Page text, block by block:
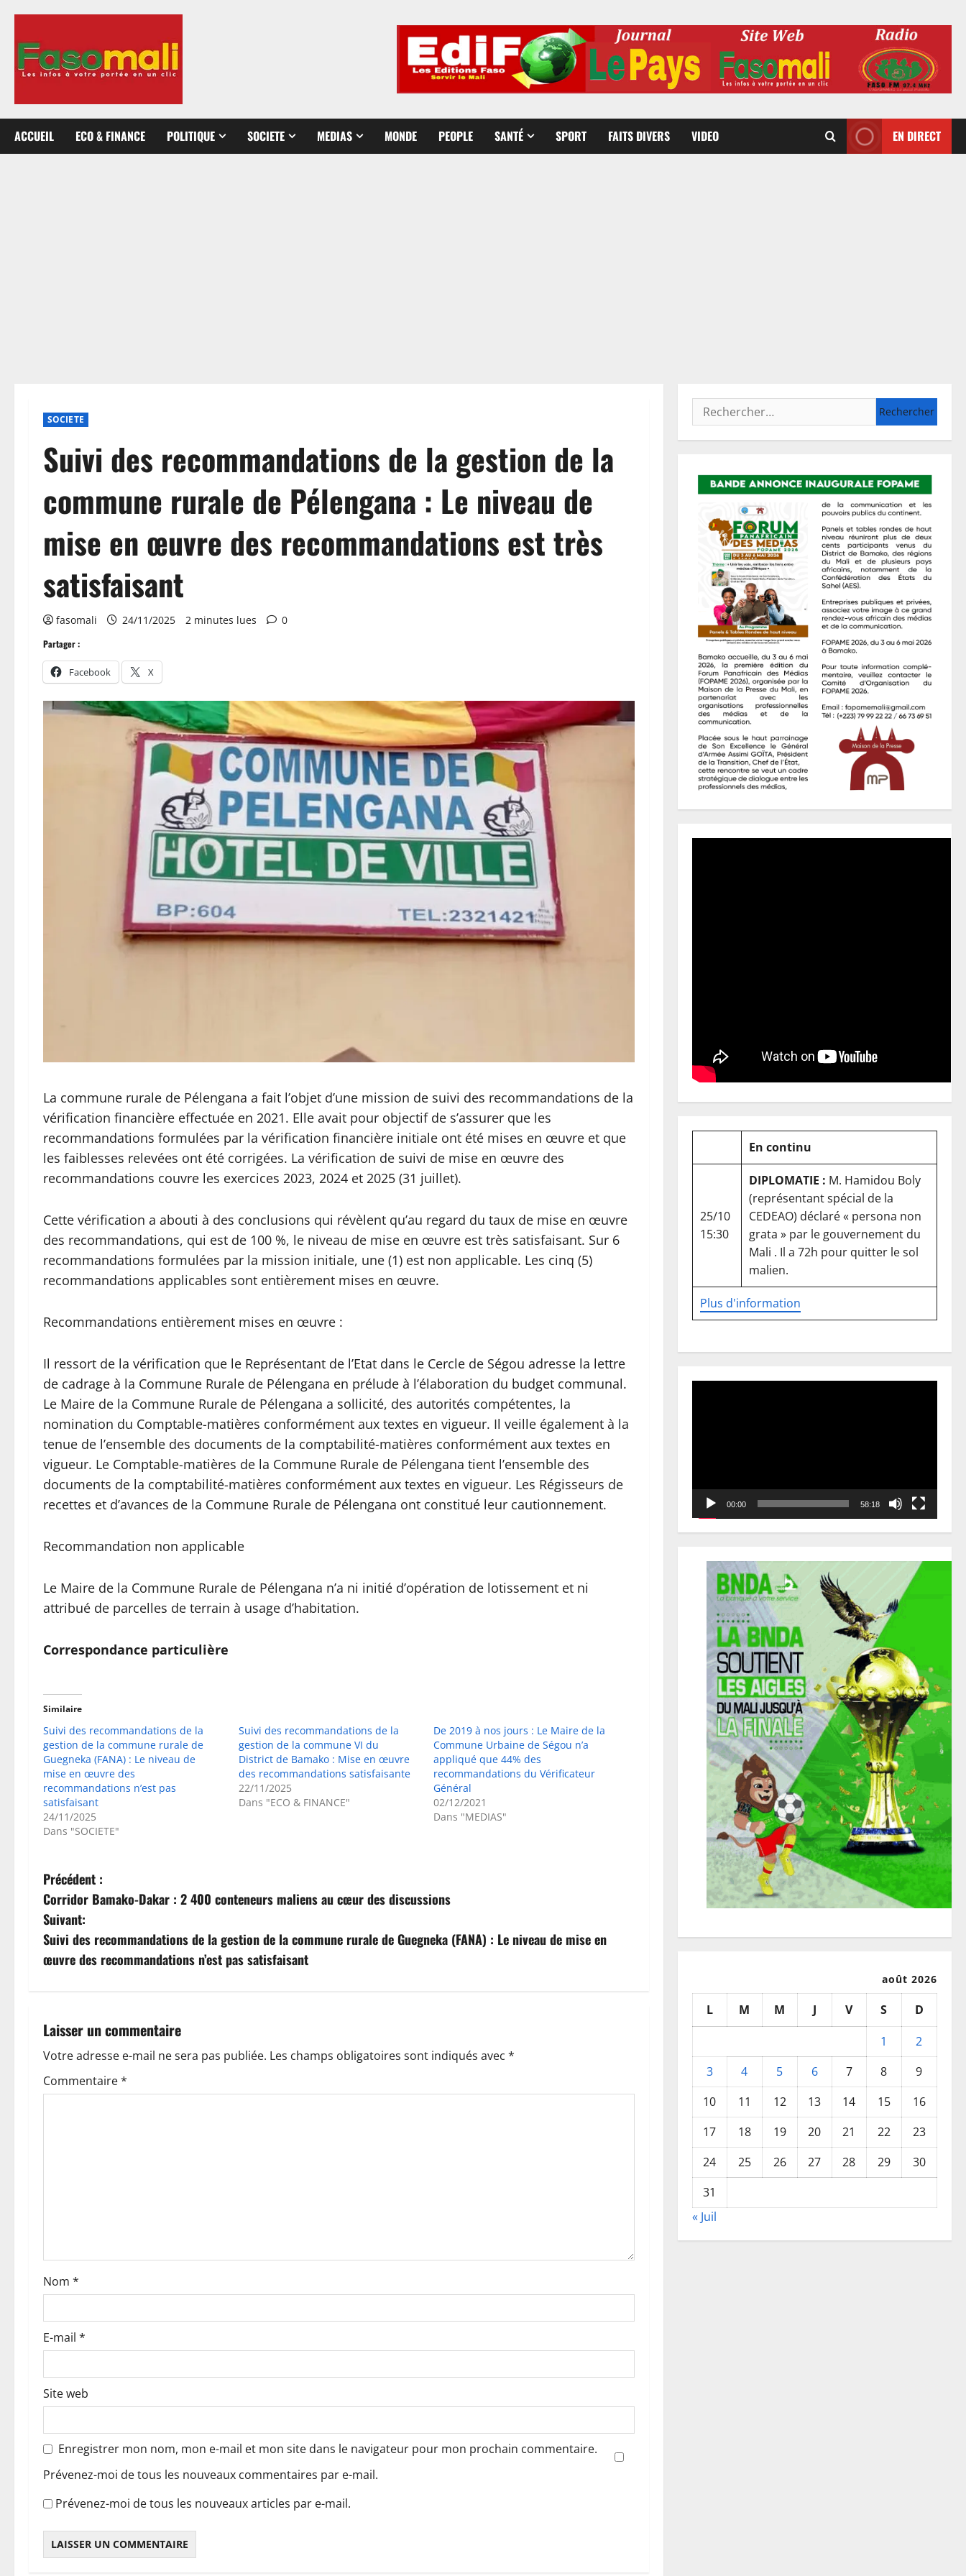
contenu
ACCUEIL ECO & FINANCE POLITIQUE SOCIETE MEDIAS MONDE PEOPLE SANTÉ SPORT FAITS DIVERS VIDEO EN DIRECT
SOCIETE
Suivi des recommandations de la gestion de la
commune rurale de Pélengana : Le niveau de
mise en œuvre des recommandations est très
satisfaisant
fasomali 24/11/2025 2 minutes lues 0
Partager :
Facebook X
La commune rurale de Pélengana a fait l’objet d’une mission de suivi des recommandations de la
vérification financière effectuée en 2021. Elle avait pour objectif de s’assurer que les
recommandations formulées par la vérification financière initiale ont été mises en œuvre et que
les faiblesses relevées ont été corrigées. La vérification de suivi de mise en œuvre des
recommandations couvre les exercices 2023, 2024 et 2025 (31 juillet).
Cette vérification a abouti à des conclusions qui révèlent qu’au regard du taux de mise en œuvre
des recommandations, qui est de 100 %, le niveau de mise en œuvre est très satisfaisant. Sur 6
recommandations formulées par la mission initiale, une (1) est non applicable. Les cinq (5)
recommandations applicables sont entièrement mises en œuvre.
Recommandations entièrement mises en œuvre :
Il ressort de la vérification que le Représentant de l’Etat dans le Cercle de Ségou adresse la lettre
de cadrage à la Commune Rurale de Pélengana en prélude à l’élaboration du budget communal.
Le Maire de la Commune Rurale de Pélengana a sollicité, des autorités compétentes, la
nomination du Comptable-matières conformément aux textes en vigueur. Il veille également à la
tenue de l’ensemble des documents de la comptabilité-matières conformément aux textes en
vigueur. Le Comptable-matières de la Commune Rurale de Pélengana tient l’ensemble des
documents de la comptabilité-matières conformément aux textes en vigueur. Les Régisseurs de
recettes et d’avances de la Commune Rurale de Pélengana ont constitué leur cautionnement.
Recommandation non applicable
Le Maire de la Commune Rurale de Pélengana n’a ni initié d’opération de lotissement et ni
attribué de parcelles de terrain à usage d’habitation.
Correspondance particulière
Similaire
Suivi des recommandations de la
gestion de la commune rurale de
Guegneka (FANA) : Le niveau de
mise en œuvre des
recommandations n’est pas
satisfaisant
24/11/2025
Dans "SOCIETE"
Suivi des recommandations de la
gestion de la commune VI du
District de Bamako : Mise en œuvre
des recommandations satisfaisante
22/11/2025
Dans "ECO & FINANCE"
De 2019 à nos jours : Le Maire de la
Commune Urbaine de Ségou n’a
appliqué que 44% des
recommandations du Vérificateur
Général
02/12/2021
Dans "MEDIAS"
N
a
v
i
a
t
i
r
t
i
l
e
Précédent :
Corridor Bamako-Dakar : 2 400 conteneurs maliens au cœur des discussions
Suivant:
Suivi des recommandations de la gestion de la commune rurale de Guegneka (FANA) : Le niveau de mise en
œuvre des recommandations n’est pas satisfaisant
Laisser un commentaire
Votre adresse e-mail ne sera pas publiée. Les champs obligatoires sont indiqués avec *
Commentaire*
Nom *
E-mail *
Site web
Enregistrer mon nom, mon e-mail et mon site dans le navigateur pour mon prochain commentaire.
Prévenez-moi de tous les nouveaux commentaires par e-mail.
Prévenez-moi de tous les nouveaux articles par e-mail.
Rechercher :
En continu
Plus d'information
25/10
15:30
DIPLOMATIE : M. Hamidou Boly
(représentant spécial de la
CEDEAO) déclaré « persona non
grata » par le gouvernement du
Mali . Il a 72h pour quitter le sol
malien.
00:00 58:18
août 2026
L M M J V S
D
1
2
3
4 5 6 7 8
9
10
11 12 13 14 15
16
17
18 19 20 21 22
23
24
25 26 27 28 29
30
31
« Juil